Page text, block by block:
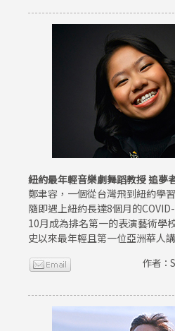
紐約最年輕音樂劇舞蹈教授 追夢
鄭聿容，一個從台灣飛到紐約學
隨即遇上紐約長達8個月的
10月成為排名第一的表演藝術學
史以來最年輕且第一位亞洲華人
作者：